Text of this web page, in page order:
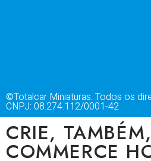
©Totalcar Miniaturas. Todos os
CNPJ: 08.274.112/0001-42
CRIE,
COMMERCE